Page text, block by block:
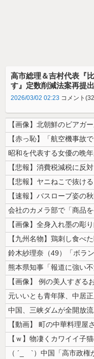
高市総理＆吉村代表『
す』定数削減法案再提
2026/03/02 02:23 コメント
元いいとも青年隊、中居
中国、三峡ダムが全開放
【動画】 町の中華料理屋
【ｗ】物凄くカワイイ子